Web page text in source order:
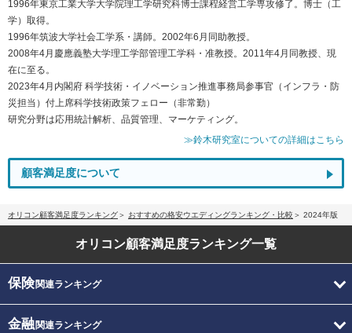
1996年東京工業大学大学院理工学研究科博士課程経営工学専攻修了。博士（工
学）取得。
1996年筑波大学社会工学系・講師。2002年6月同助教授。
2008年4月慶應義塾大学理工学部管理工学科・准教授。2011年4月同教授、現
在に至る。
2023年4月内閣府 科学技術・イノベーション推進事務局参事官（インフラ・防
災担当）付上席科学技術政策フェロー（非常勤）
研究分野は応用統計解析、品質管理、マーケティング。
≫鈴木研究室についての詳細はこちら
顧客満足度について
オリコン顧客満足度ランキング おすすめの格安ウエディングランキング・比較 2024年版
オリコン顧客満足度ランキング一覧
保険関連ランキング
金融関連ランキング